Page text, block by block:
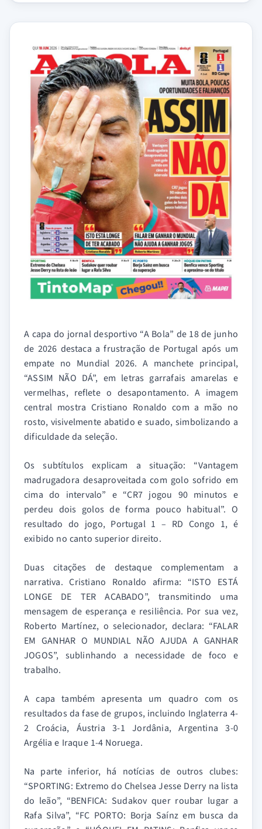
A capa do jornal desportivo “A Bola” de 18 de junho
de 2026 destaca a frustração de Portugal após um
empate no Mundial 2026. A manchete principal,
“ASSIM NÃO DÁ”, em letras garrafais amarelas e
vermelhas, reflete o desapontamento. A imagem
central mostra Cristiano Ronaldo com a mão no
rosto, visivelmente abatido e suado, simbolizando a
dificuldade da seleção.
Os subtítulos explicam a situação: “Vantagem
madrugadora desaproveitada com golo sofrido em
cima do intervalo” e “CR7 jogou 90 minutos e
perdeu dois golos de forma pouco habitual”. O
resultado do jogo, Portugal 1 – RD Congo 1, é
exibido no canto superior direito.
Duas citações de destaque complementam a
narrativa. Cristiano Ronaldo afirma: “ISTO ESTÁ
LONGE DE TER ACABADO”, transmitindo uma
mensagem de esperança e resiliência. Por sua vez,
Roberto Martínez, o selecionador, declara: “FALAR
EM GANHAR O MUNDIAL NÃO AJUDA A GANHAR
JOGOS”, sublinhando a necessidade de foco e
trabalho.
A capa também apresenta um quadro com os
resultados da fase de grupos, incluindo Inglaterra 4-
2 Croácia, Áustria 3-1 Jordânia, Argentina 3-0
Argélia e Iraque 1-4 Noruega.
Na parte inferior, há notícias de outros clubes:
“SPORTING: Extremo do Chelsea Jesse Derry na lista
do leão”, “BENFICA: Sudakov quer roubar lugar a
Rafa Silva”, “FC PORTO: Borja Saínz em busca da